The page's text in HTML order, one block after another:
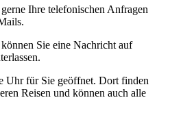
Ihre telefonischen Anfragen
Sie eine Nachricht auf
Uhr für Sie geöffnet. Dort finden
Reisen und können auch alle